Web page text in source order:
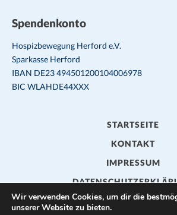
Spendenkonto
Hospizbewegung Herford e.V.
Sparkasse Herford
IBAN DE23 494501200104006978
BIC WLAHDE44XXX
STARTSEITE
KONTAKT
IMPRESSUM
Wir verwenden Cookies, um dir die
unserer Website zu bieten.